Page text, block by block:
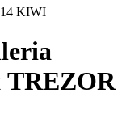
KIWI
TREZOR